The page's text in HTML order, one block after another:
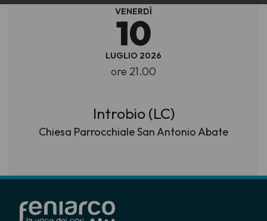
VENERDÌ
10
LUGLIO 2026
ore 21.00
Introbio (LC)
Chiesa Parrocchiale San Antonio Abate